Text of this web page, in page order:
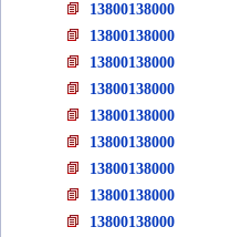
13800138000
13800138000
13800138000
13800138000
13800138000
13800138000
13800138000
13800138000
13800138000